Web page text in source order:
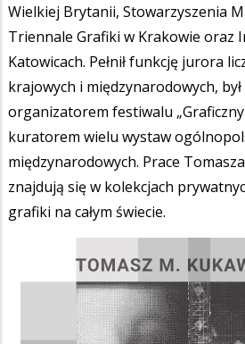
Wielkiej Brytanii, Stowarzyszenia
Triennale Grafiki w Krakowie oraz
Katowicach. Pełnił funkcję jurora
krajowych i międzynarodowych,
organizatorem festiwalu „Graficzny
kuratorem wielu wystaw
międzynarodowych. Prace
znajdują się w kolekcjach
grafiki na całym świecie.